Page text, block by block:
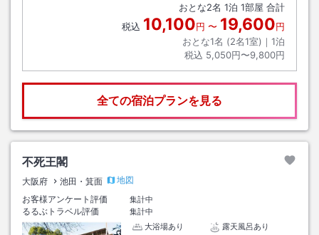
おとな2名 1泊 1部屋 合計
税込 10,100円 〜 19,600円
おとな1名 (2名1室)｜ 1泊
税込 5,050円〜9,800円
全ての宿泊プランを見る
不死王閣
大阪府 池田・箕面
地図
お客様アンケート評価
集計中
るるぶトラベル評価
集計中
大浴場あり
露天風呂あり